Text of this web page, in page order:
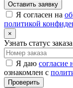
Оставить заявку
Я согласен на
политикой
×
Узнать статус заказа
Я даю согласие
ознакомлен с
Проверить